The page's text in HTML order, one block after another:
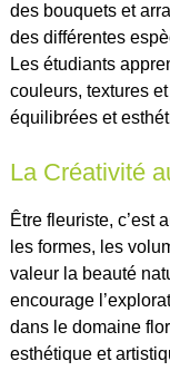
des bouquets et
des différentes
Les étudiants
couleurs, textures
équilibrées et
La Créativité
Être fleuriste, c’est
les formes, les
valeur la beauté
encourage
dans le domaine
esthétique et